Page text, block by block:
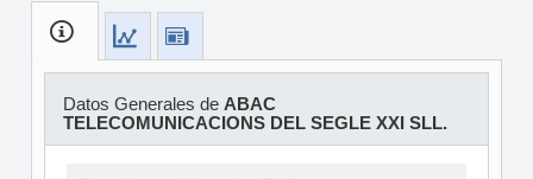
Datos Generales de ABAC
TELECOMUNICACIONS DEL SEGLE XXI SLL.